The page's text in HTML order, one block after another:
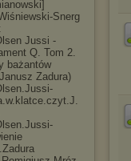
]
Snerg
Jussi -
Q. Tom 2.
bażantów
Zadura)
ssi-
klatce.czyt.J.
ssi-